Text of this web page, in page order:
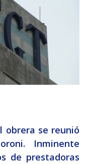
obrera se reunió
Inminente
de prestadoras